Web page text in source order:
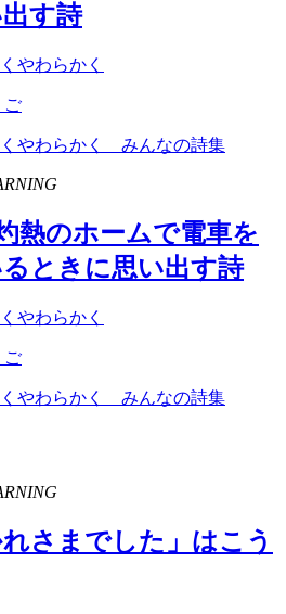
す詩
やわらかく
ご
やわらかく みんなの詩集
熱のホームで電車を
ときに思い出す詩
やわらかく
ご
やわらかく みんなの詩集
れさまでした」はこう